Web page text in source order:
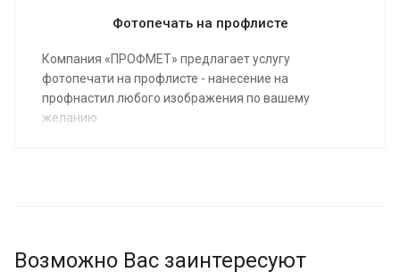
Фотопечать на профлисте
Компания «ПРОФМЕТ» предлагает услугу
фотопечати на профлисте - нанесение на
профнастил любого изображения по вашему
желанию.
Возможно Вас заинтересуют